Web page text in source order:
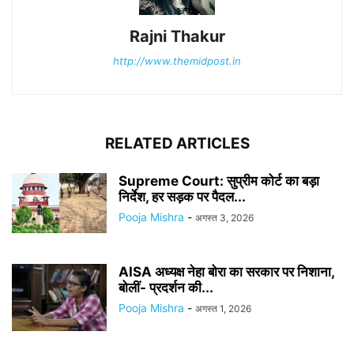
Rajni Thakur
http://www.themidpost.in
RELATED ARTICLES
Supreme Court: सुप्रीम कोर्ट का बड़ा
निर्देश, हर सड़क पर पैदल...
Pooja Mishra - अगस्त 3, 2026
AISA अध्यक्ष नेहा बोरा का सरकार पर निशाना,
बोलीं- प्रदर्शन की...
Pooja Mishra - अगस्त 1, 2026